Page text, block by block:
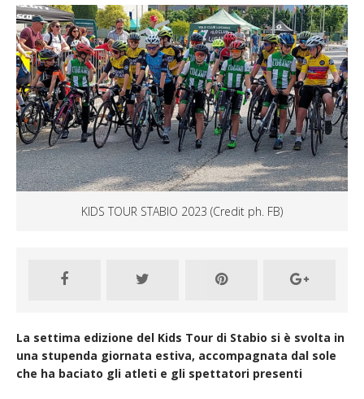
KIDS TOUR STABIO 2023 (Credit ph. FB)
La settima edizione del Kids Tour di Stabio si è svolta in
una stupenda giornata estiva, accompagnata dal sole
che ha baciato gli atleti e gli spettatori presenti